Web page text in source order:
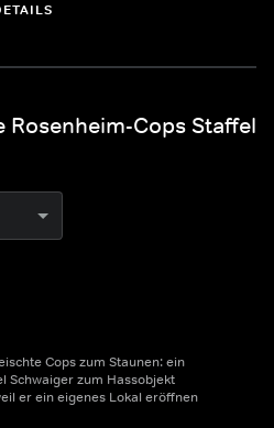
Rosenheim-Cops Staffel
Cops zum Staunen: ein
Schwaiger zum Hassobjekt
er ein eigenes Lokal eröffnen